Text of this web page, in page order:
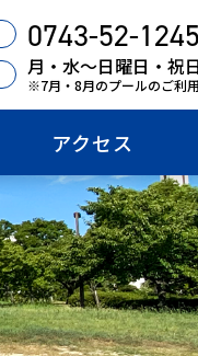
0743-52-1245
月・水〜日曜日・祝
※7月・8月のプールのご利
アクセス